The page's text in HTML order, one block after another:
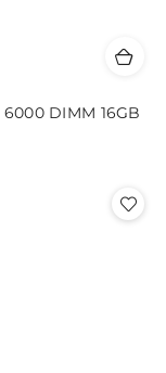
DIMM 16GB